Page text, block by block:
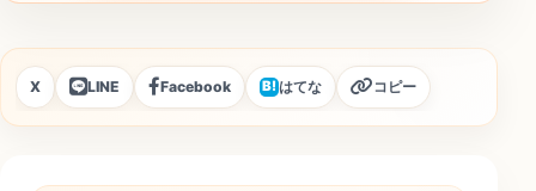
X LINE Facebook B!はてな コピー